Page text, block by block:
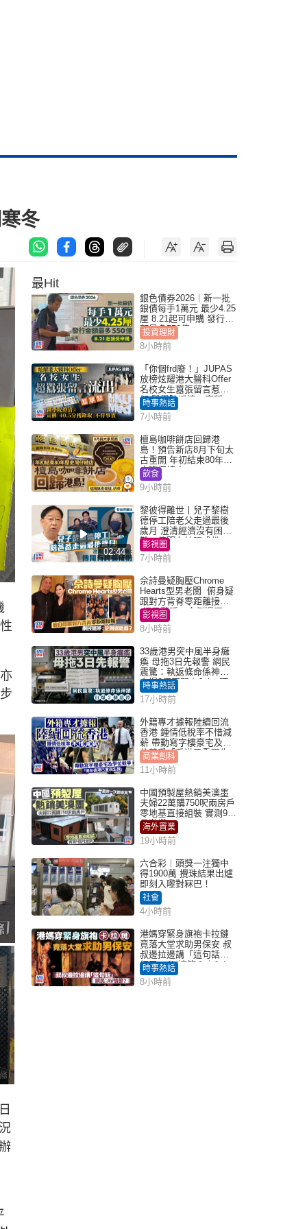
冬
最Hit
銀色債券2026｜新一批
銀債每手1萬元 最少4.25
厘 8.21起可申購 發行金
額最多550億
投資理財
8小時前
「你個frd廢！」JUPAS
放榜炫耀港大醫科Offer
名校女生囂張留言惹眾
怒 醫學院澄清：宣稱
「40.5分獲錄取」不符事
實｜Juicy叮
時事熱話
7小時前
檀島咖啡餅店回歸港
島！預告新店8月下旬太
古重開 年初結束80年歷
史灣仔總店
飲食
9小時前
02:44
黎彼得離世丨兒子黎樹
德停工陪老父走過最後
歲月 澄清經濟沒有困
難：傳聞有誇張成份
影視圈
7小時前
佘詩曼疑胸壓Chrome
Hearts型男老闆 俯身疑
跟對方背脊零距離接觸
網民驚呼：企側邊唔
得？
影視圈
8小時前
33歲港男突中風半身癱
瘓 母拖3日先報警 網民
震驚：執返條命係神蹟
自爆2個惡習｜Juicy叮
時事熱話
17小時前
外籍專才據報陸續回流
香港 鍾情低稅率不惜減
薪 帶動寫字樓豪宅及學
位競爭「香港已重現生
機」
商業創科
11小時前
中國預製屋熱銷美澳墨
夫婦22萬購750呎兩房戶
零地基直接組裝 實測9個
月激讚
海外置業
19小時前
六合彩︱頭獎一注獨中
得1900萬 攪珠結果出爐
即刻入嚟對冧巴！
社會
4小時前
港媽穿緊身旗袍卡拉鏈
竟落大堂求助男保安 叔
叔邊拉邊講「這句話」
網民：AV情節？｜Juicy
叮
時事熱話
8小時前